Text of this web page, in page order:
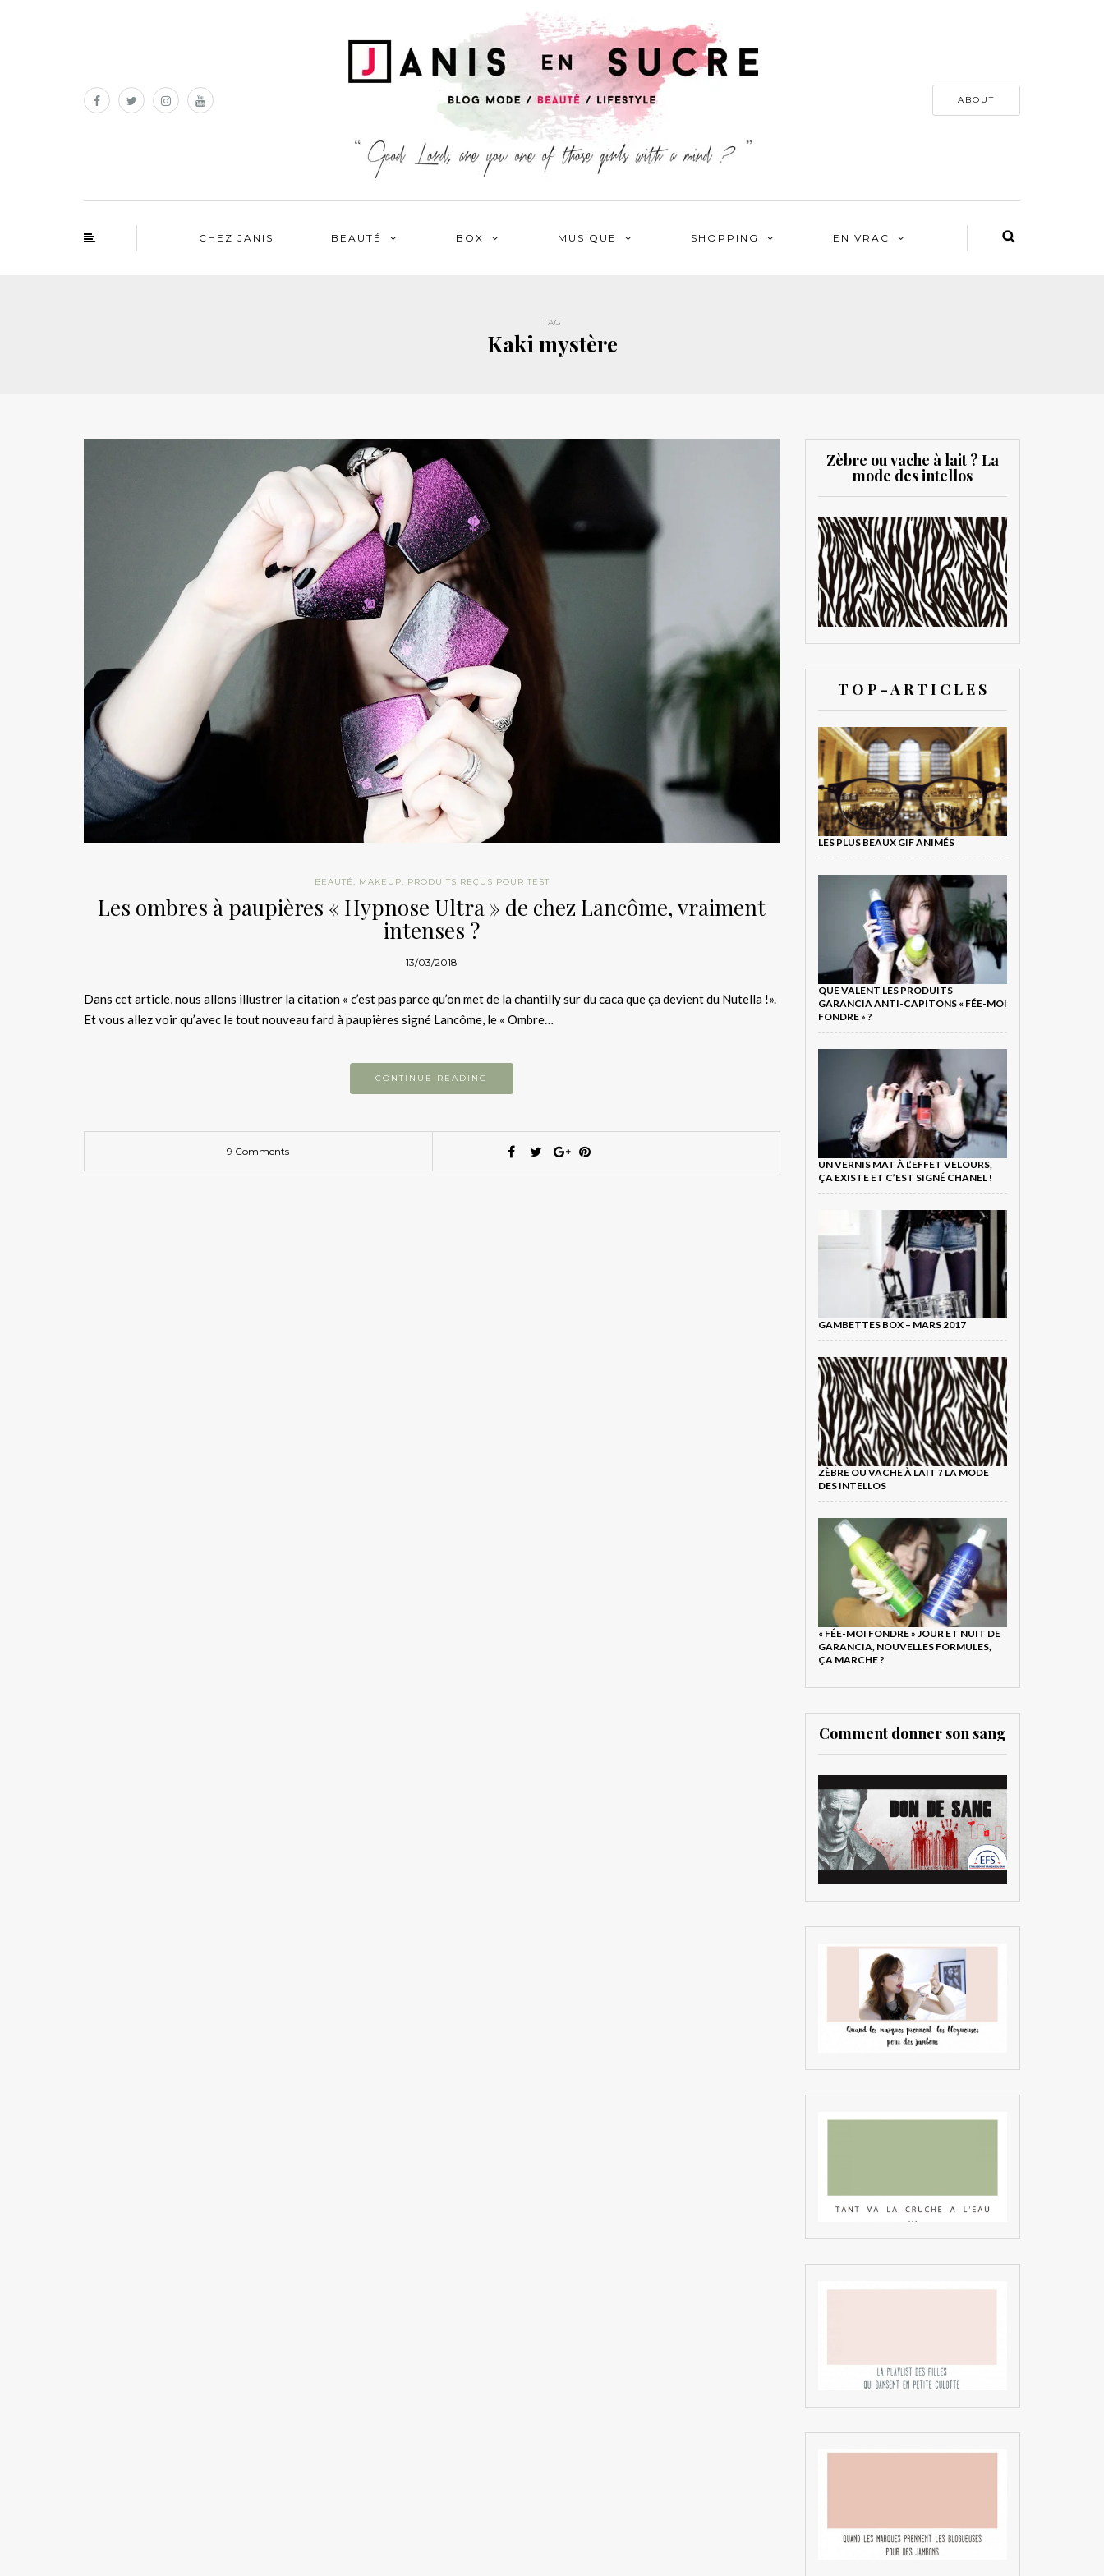
ABOUT
CHEZ JANIS BEAUTÉ BOX MUSIQUE SHOPPING EN VRAC
TAG
Kaki mystère
BEAUTÉ, MAKEUP, PRODUITS REÇUS POUR TEST
Les ombres à paupières « Hypnose Ultra » de chez Lancôme, vraiment
intenses ?
13/03/2018
Dans cet article, nous allons illustrer la citation « c’est pas parce qu’on met de la chantilly sur du caca que ça devient du Nutella !».
Et vous allez voir qu’avec le tout nouveau fard à paupières signé Lancôme, le « Ombre…
CONTINUE READING
9 Comments
Zèbre ou vache à lait ? La
mode des intellos
T O P - A R T I C L E S
LES PLUS BEAUX GIF ANIMÉS
QUE VALENT LES PRODUITS
GARANCIA ANTI-CAPITONS « FÉE-MOI
FONDRE » ?
UN VERNIS MAT À L’EFFET VELOURS,
ÇA EXISTE ET C’EST SIGNÉ CHANEL !
GAMBETTES BOX – MARS 2017
ZÈBRE OU VACHE À LAIT ? LA MODE
DES INTELLOS
« FÉE-MOI FONDRE » JOUR ET NUIT DE
GARANCIA, NOUVELLES FORMULES,
ÇA MARCHE ?
Comment donner son sang